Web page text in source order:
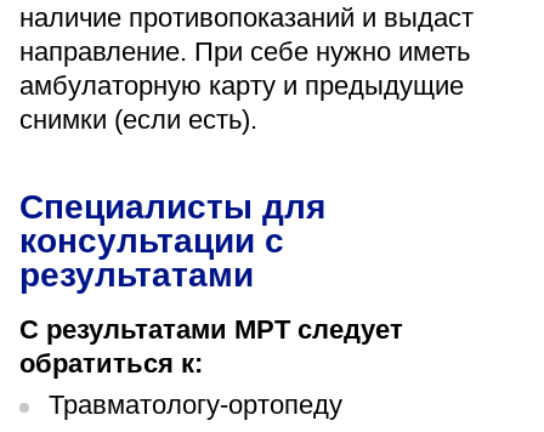
наличие противопоказаний и выдаст
направление. При себе нужно иметь
амбулаторную карту и предыдущие
снимки (если есть).
Специалисты для
консультации с
результатами
С результатами МРТ следует
обратиться к:
Травматологу-ортопеду